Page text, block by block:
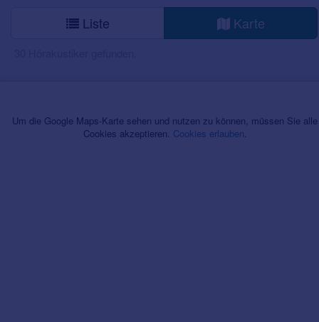
Liste Karte
Um die Google Maps-Karte sehen und nutzen zu können, müssen Sie alle
Cookies akzeptieren. Cookies erlauben.